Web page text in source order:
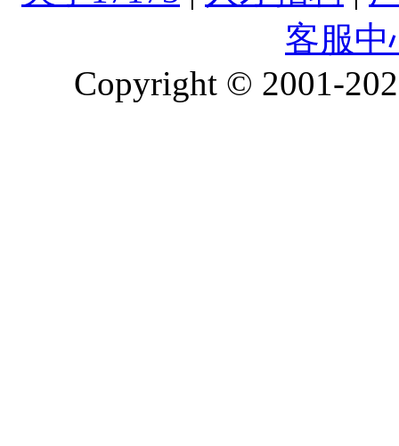
客服中
Copyright © 2001-